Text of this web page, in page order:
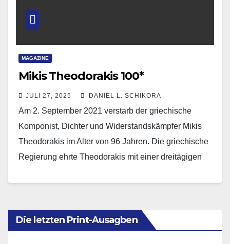
MAGAZINE
Mikis Theodorakis 100*
JULI 27, 2025 DANIEL L. SCHIKORA
Am 2. September 2021 verstarb der griechische
Komponist, Dichter und Widerstandskämpfer Mikis
Theodorakis im Alter von 96 Jahren. Die griechische
Regierung ehrte Theodorakis mit einer dreitägigen
Die letzten Print-Ausagben